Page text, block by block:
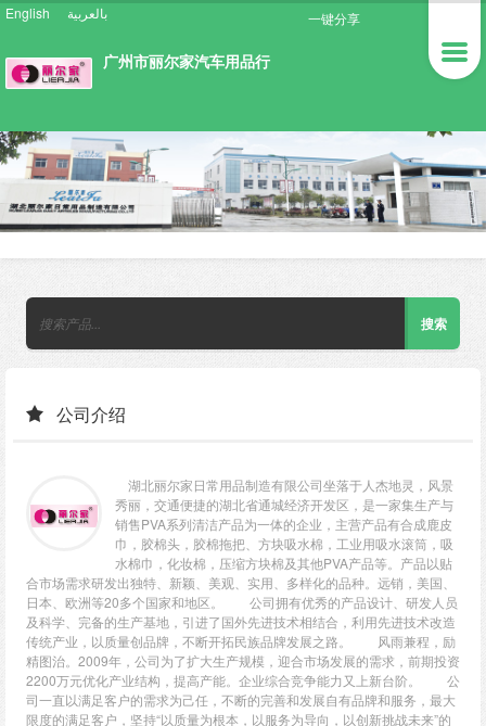
English 一键分享
广州市丽尔家汽车用品行
公司介绍
湖北丽尔家日常用品制造有限公司坐落于人杰地灵，风景
秀丽，交通便捷的湖北省通城经济开发区，是一家集生产与
销售PVA系列清洁产品为一体的企业，主营产品有合成鹿皮
巾，胶棉头，胶棉拖把、方块吸水棉，工业用吸水滚筒，吸
水棉巾，化妆棉，压缩方块棉及其他PVA产品等。产品以贴
合市场需求研发出独特、新颖、美观、实用、多样化的品种。远销，美国、
日本、欧洲等20多个国家和地区。 公司拥有优秀的产品设计、研发人员
及科学、完备的生产基地，引进了国外先进技术相结合，利用先进技术改造
传统产业，以质量创品牌，不断开拓民族品牌发展之路。 风雨兼程，励
精图治。2009年，公司为了扩大生产规模，迎合市场发展的需求，前期投资
2200万元优化产业结构，提高产能。企业综合竞争能力又上新台阶。 公
司一直以满足客户的需求为己任，不断的完善和发展自有品牌和服务，最大
限度的满足客户，坚持“以质量为根本，以服务为导向，以创新挑战未来”的